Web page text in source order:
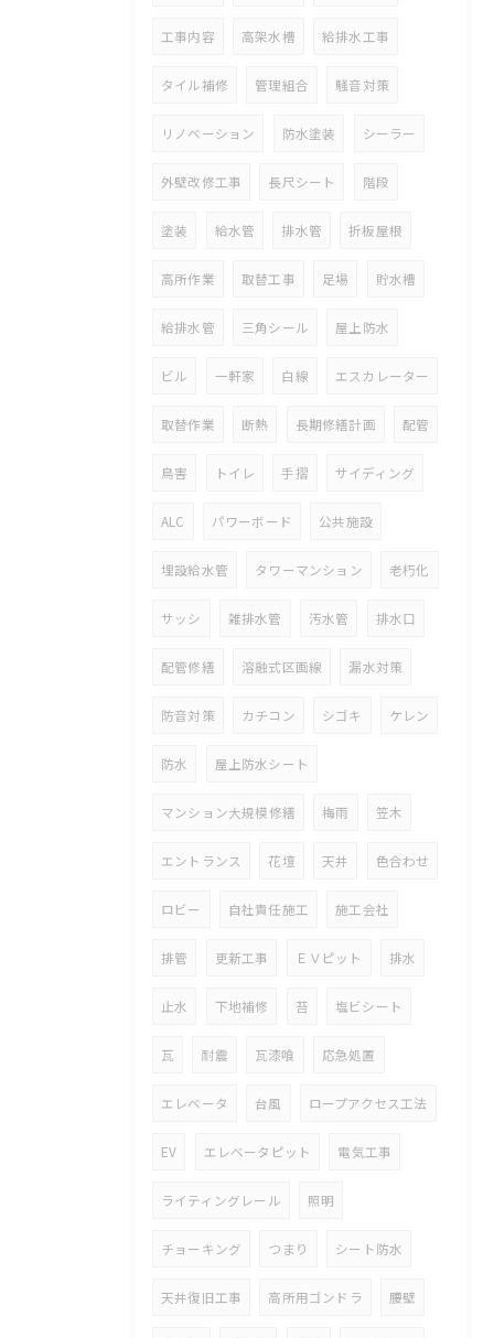
工事内容 高架水槽 給排水工事
タイル補修 管理組合 騒音対策
リノベーション 防水塗装 シーラー
外壁改修工事 長尺シート 階段
塗装 給水管 排水管 折板屋根
高所作業 取替工事 足場 貯水槽
給排水管 三角シール 屋上防水
ビル 一軒家 白線 エスカレーター
取替作業 断熱 長期修繕計画 配管
鳥害 トイレ 手摺 サイディング
ALC パワーボード 公共施設
埋設給水管 タワーマンション 老朽化
サッシ 雑排水管 汚水管 排水口
配管修繕 溶融式区画線 漏水対策
防音対策 カチコン シゴキ ケレン
防水 屋上防水シート
マンション大規模修繕 梅雨 笠木
エントランス 花壇 天井 色合わせ
ロビー 自社責任施工 施工会社
排管 更新工事 ＥＶピット 排水
止水 下地補修 苔 塩ビシート
瓦 耐震 瓦漆喰 応急処置
エレベータ 台風 ロープアクセス工法
EV エレベータピット 電気工事
ライティングレール 照明
チョーキング つまり シート防水
天井復旧工事 高所用ゴンドラ 腰壁